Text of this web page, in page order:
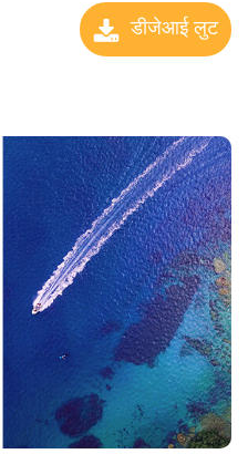
डीजेआई लुट